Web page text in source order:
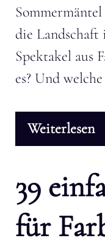
die Landschaft
Spektakel aus
es? Und
Weiterlesen
39
für